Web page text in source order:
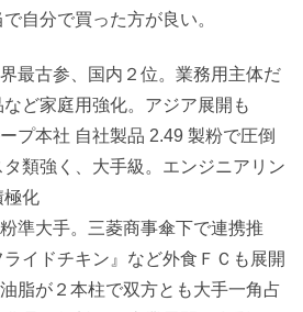
自分で買った方が良い。
最古参、国内２位。業務用主体だ
ど家庭用強化。アジア展開も
プ本社 自社製品 2.49 製粉で圧倒
類強く、大手級。エンジニアリン
極化
準大手。三菱商事傘下で連携推
イドチキン』など外食ＦＣも展開
脂が２本柱で双方とも大手一角占